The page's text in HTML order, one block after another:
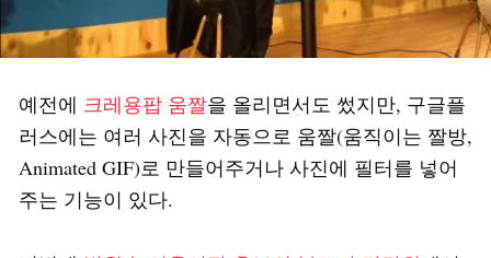
예전에 크레용팝 움짤을 올리면서도 썼지만, 구글플
러스에는 여러 사진을 자동으로 움짤(움직이는 짤방,
Animated GIF)로 만들어주거나 사진에 필터를 넣어
주는 기능이 있다.